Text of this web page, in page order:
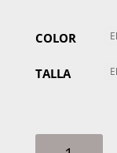
COLOR
TALLA